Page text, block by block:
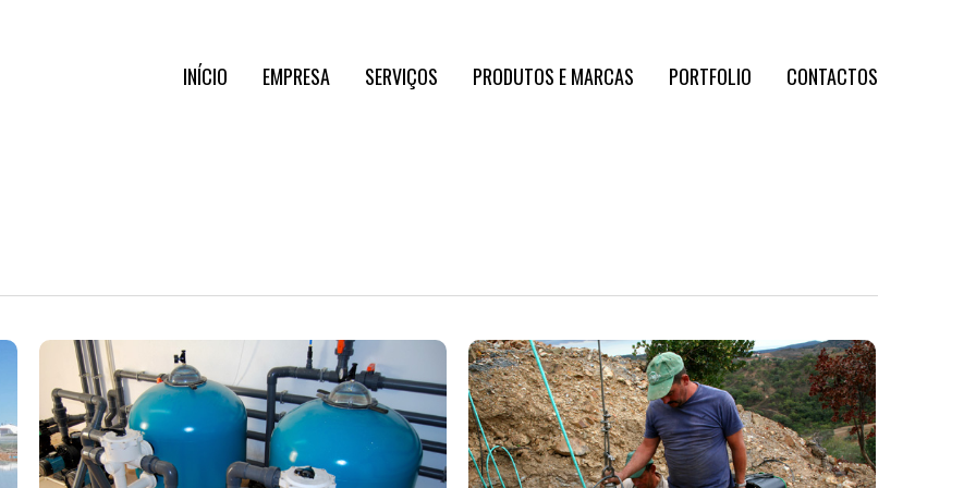
INÍCIO EMPRESA SERVIÇOS PRODUTOS E MARCAS PORTFOLIO CONTACTOS